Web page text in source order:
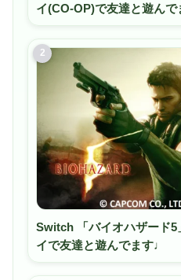
イ(CO-OP)で友達と遊んで
2
Switch 「バイオハザード5
イで友達と遊んでます♩